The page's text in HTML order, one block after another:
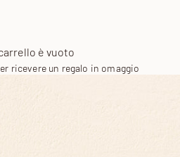
è vuoto
ricevere un regalo in omaggio